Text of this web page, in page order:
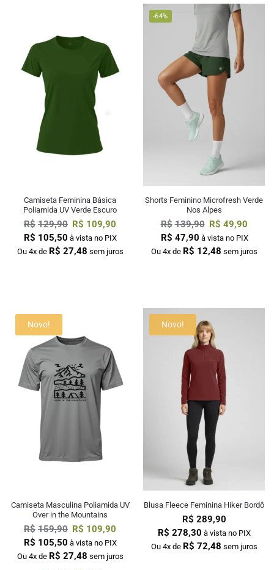
Camiseta Feminina Básica
Poliamida UV Verde Escuro
R$ 129,90 R$ 109,90
R$ 105,50 à vista no PIX
Ou 4x de R$ 27,48 sem juros
-64%
Shorts Feminino Microfresh Verde
Nos Alpes
R$ 139,90 R$ 49,90
R$ 47,90 à vista no PIX
Ou 4x de R$ 12,48 sem juros
Novo!
Camiseta Masculina Poliamida UV
Over in the Mountains
R$ 159,90 R$ 109,90
R$ 105,50 à vista no PIX
Ou 4x de R$ 27,48 sem juros
Novo!
Blusa Fleece Feminina Hiker Bordô
R$ 289,90
R$ 278,30 à vista no PIX
Ou 4x de R$ 72,48 sem juros